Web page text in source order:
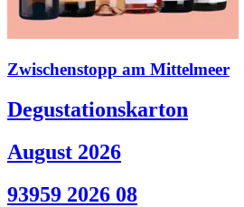
Zwischenstopp am Mittelmeer
Degustationskarton
August 2026
93959 2026 08